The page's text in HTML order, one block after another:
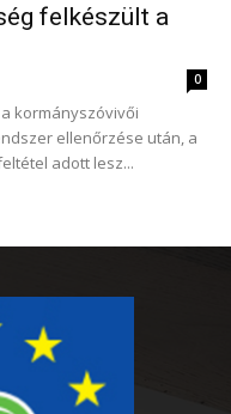
felkészült a
0
kormányszóvivői
ellenőrzése után, a
adott lesz...